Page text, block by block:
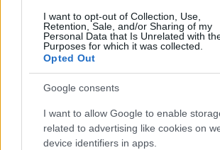
I want to opt-out of Collection, Use,
Retention, Sale, and/or Sharing of my
Personal Data that Is Unrelated with
Purposes for which it was collected.
Opted Out
Google consents
I want to allow Google to enable
related to advertising like cookies on
device identifiers in apps.
εμπορικής αμαξοστοιχίας από τη
γίνεται εξονυχιστικός έλεγχος σε
βαγόνια. Ωστόσο, η επιβίβαση των
γίνεται στη συνέχεια, όταν το τρένο
κινήσει. Όταν στη συνέχεια γίνουν
τον μηχανοδηγό, ειδοποιείται εκ
αστυνομία και επεμβαίνει, αν και